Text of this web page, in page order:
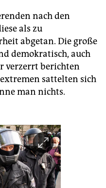
nach den
als zu
abgetan. Die große
demokratisch, auch
verzerrt berichten
sattelten sich
man nichts.